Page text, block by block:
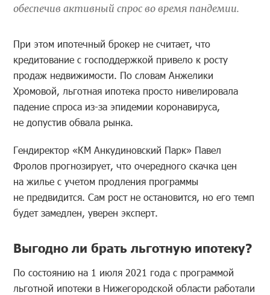
обеспечив активный спрос во время пандемии.
При этом ипотечный брокер не считает, что
кредитование с господдержкой привело к росту
продаж недвижимости. По словам Анжелики
Хромовой, льготная ипотека просто нивелировала
падение спроса из-за эпидемии коронавируса,
не допустив обвала рынка.
Гендиректор «КМ Анкудиновский Парк» Павел
Фролов прогнозирует, что очередного скачка цен
на жилье с учетом продления программы
не предвидится. Сам рост не остановится, но его темп
будет замедлен, уверен эксперт.
Выгодно ли брать льготную ипотеку?
По состоянию на 1 июля 2021 года с программой
льготной ипотеки в Нижегородской области работали